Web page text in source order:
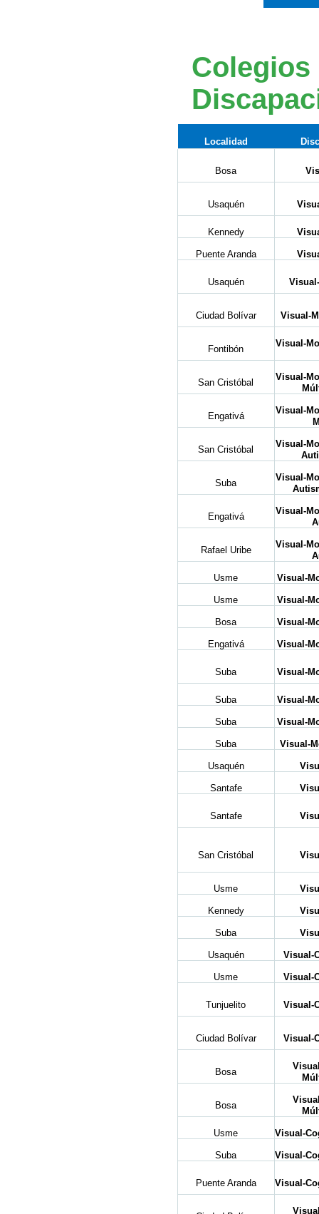
Localidad
Bosa
Usaquén
Kennedy
Puente Aranda
Usaquén
Ciudad Bolívar Visual-
Fontibón
Visual-
San Cristóbal
Visual-
Engativá
Visual-
San Cristóbal
Visual-
Suba
Visual-
Engativá
Visual-
Rafael Uribe
Visual-
Usme Visual-
Usme Visual-
Bosa Visual-
Engativá Visual-
Suba Visual-
Suba Visual-
Suba Visual-
Suba Visual-
Usaquén
Santafe
Santafe
San Cristóbal
Usme
Kennedy
Suba
Usaquén Visual-
Usme Visual-
Tunjuelito Visual-
Ciudad Bolívar Visual-
Bosa
Bosa
Usme Visual-
Suba Visual-
Puente Aranda Visual-